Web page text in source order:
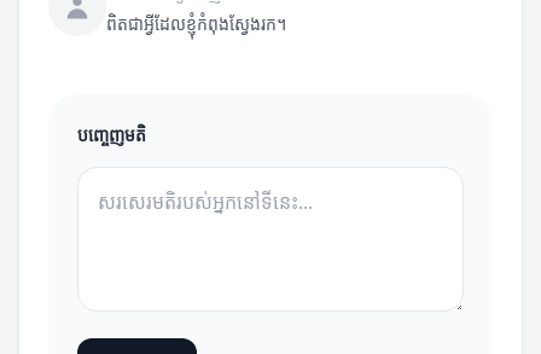
ពិតជាអ្វីដែលខ្ញុំកំពុងស្វែងរក។
បញ្ចេញមតិ